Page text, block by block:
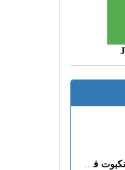
عنكبوت التاريخ يتحول إلى «عنكبوت فى القلب»